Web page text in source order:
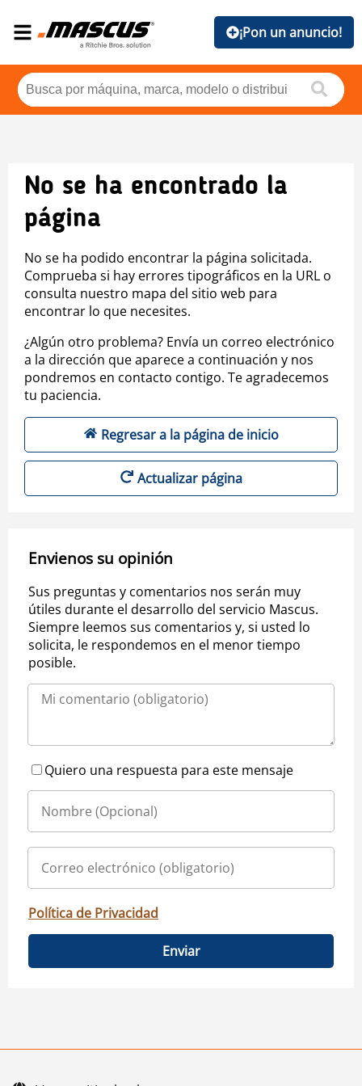
¡Pon un anuncio!
No se ha encontrado la
página
No se ha podido encontrar la página solicitada.
Comprueba si hay errores tipográficos en la URL o
consulta nuestro mapa del sitio web para
encontrar lo que necesites.
¿Algún otro problema? Envía un correo electrónico
a la dirección que aparece a continuación y nos
pondremos en contacto contigo. Te agradecemos
tu paciencia.
Regresar a la página de inicio
Actualizar página
Envienos su opinión
Sus preguntas y comentarios nos serán muy
útiles durante el desarrollo del servicio Mascus.
Siempre leemos sus comentarios y, si usted lo
solicita, le respondemos en el menor tiempo
posible.
Quiero una respuesta para este mensaje
Política de Privacidad
Enviar